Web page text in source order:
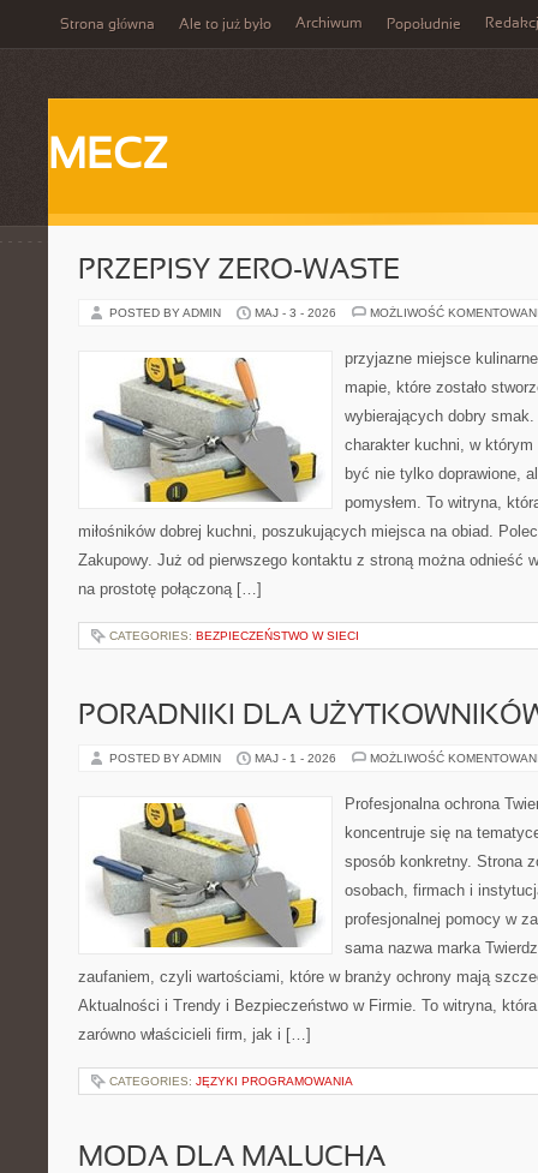
Strona główna Ale to już było Archiwum Popołudnie
MECZ
PRZEPISY ZERO-WASTE
POSTED BY ADMIN MAJ - 3 - 2026 MOŻLIWOŚĆ
przyjazne miejsce
mapie, które zostało
wybierających dobry
charakter kuchni, w
być nie tylko doprawione,
pomysłem. To witryna,
miłośników dobrej kuchni, poszukujących miejsca na obiad.
Zakupowy. Już od pierwszego kontaktu z stroną można odnieść
na prostotę połączoną […]
CATEGORIES: BEZPIECZEŃSTWO W SIECI
PORADNIKI DLA
POSTED BY ADMIN MAJ - 1 - 2026 MOŻLIWOŚĆ
Profesjonalna ochrona
koncentruje się na
sposób konkretny. Strona
osobach, firmach i
profesjonalnej pomocy w
sama nazwa marka
zaufaniem, czyli wartościami, które w branży ochrony mają
Aktualności i Trendy i Bezpieczeństwo w Firmie. To witryna,
zarówno właścicieli firm, jak i […]
CATEGORIES: JĘZYKI PROGRAMOWANIA
MODA DLA MALUCHA